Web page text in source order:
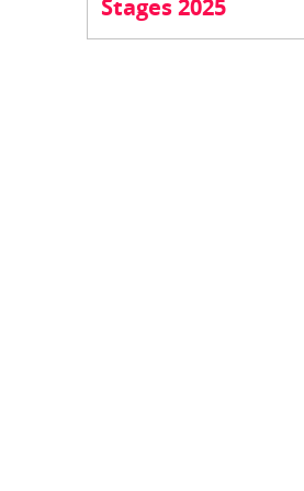
Stages 2025